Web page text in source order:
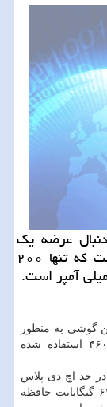
عرضه یك
گوشی ارزان قیمت دیگر به نام كلوور است كه تنها ۲۰۰
گوشی به منظور
کاهش قیمت نهایی از پردازنده اسنپ دراگون ۴۶۰ استفاده شده
دقت آن در حد اچ دی پلاس
(۱۵۶۰ در ۷۲۰ پیکسل) است. ۴ گیگابایت رم و ۶۴ گیگابایت حافظه